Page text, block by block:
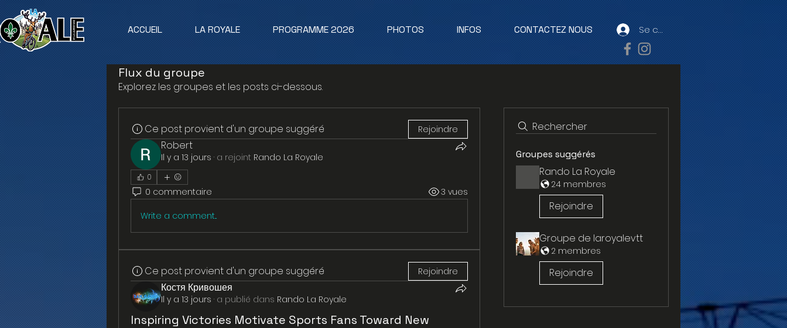
ACCUEIL LA ROYALE PROGRAMME 2026 PHOTOS INFOS CONTACTEZ NOUS Se connecter
Flux du groupe
Explorez les groupes et les posts ci-dessous.
Rechercher
Groupes suggérés
Rando La Royale
24 membres
Rejoindre
Groupe de laroyalevtt
2 membres
Rejoindre
Ce post provient d'un groupe suggéré Rejoindre
Robert
Il y a 13 jours · a rejoint Rando La Royale
0
0 commentaire 3 vues
Write a comment...
Ce post provient d'un groupe suggéré Rejoindre
Костя Кривошея
Il y a 13 jours · a publié dans Rando La Royale
Inspiring Victories Motivate Sports Fans Toward New